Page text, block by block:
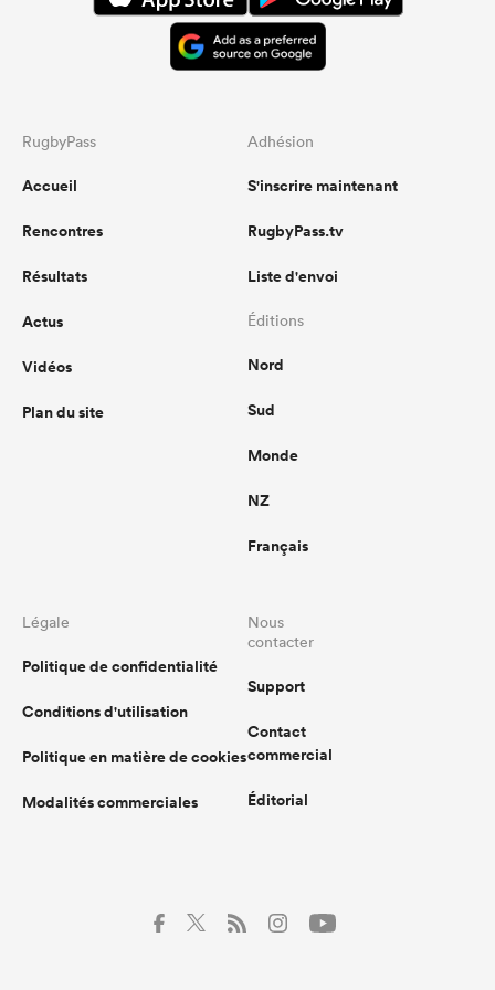
RugbyPass
Accueil
Rencontres
Résultats
Actus
Vidéos
Plan du site
Adhésion
S'inscrire maintenant
RugbyPass.tv
Liste d'envoi
Éditions
Nord
Sud
Monde
NZ
Français
Légale
Politique de confidentialité
Conditions d'utilisation
Politique en matière de cookies
Modalités commerciales
Nous
contacter
Support
Contact
commercial
Éditorial